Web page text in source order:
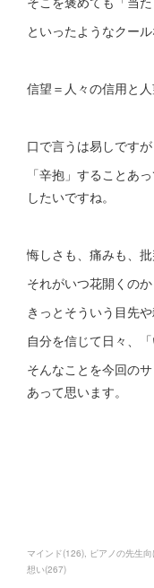
といったようなクー
信望＝人々の信用と
口で言うは易しですが
「辛抱」することあ
したいですね。
悔しさも、痛みも、
それがいつ花開くのか
きっとそういう目先
自分を信じて日々、
そんなことを今回の
あって思います。
マインド(126) ピアノの先生向
想い(267)